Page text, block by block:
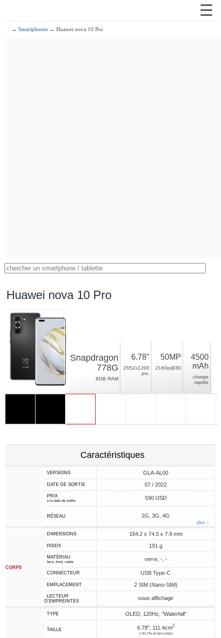
☰
→Smartphones → Huawei nova 10 Pro
Huawei nova 10 Pro
Snapdragon
778G
8GB RAM
6.78"
2652x1200
pix.
50MP
2160p@30
4500
mAh
charge
rapide
Caractéristiques
VERSIONS GLA-AL00
DATE DE SORTIE 07 / 2022
PRIX
à la date de sortie 590 USD
RÉSEAU 2G, 3G, 4G
plus ↓
CORPS
DIMENSIONS 164.2 x 74.5 x 7.9 mm
POIDS 191 g
MATÉRIAU
face, fond, cadre verre, -, -
CONNECTEUR USB Type-C
EMPLACEMENT 2 SIM (Nano-SIM)
LECTEUR
D'EMPREINTES
sous affichage
TYPE OLED, 120Hz, "Waterfall"
TAILLE 6.78", 111.4cm2
(~91.1% écran-corps)